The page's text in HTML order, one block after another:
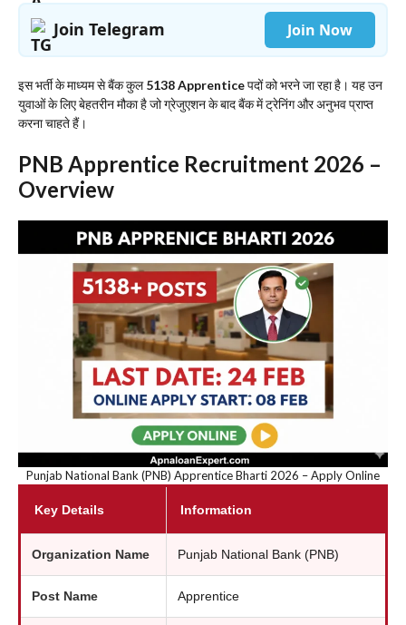
Join Telegram Join Now
​इस भर्ती के माध्यम से बैंक कुल5138 Apprenticeपदों को भरने जा रहा है। यह उन
युवाओं के लिए बेहतरीन मौका है जो ग्रेजुएशन के बाद बैंक में ट्रेनिंग और अनुभव प्राप्त
करना चाहते हैं।
​PNB Apprentice Recruitment 2026 –
Overview
Punjab National Bank (PNB) Apprentice Bharti 2026 – Apply Online
Key Details Information
Organization Name Punjab National Bank (PNB)
Post Name Apprentice